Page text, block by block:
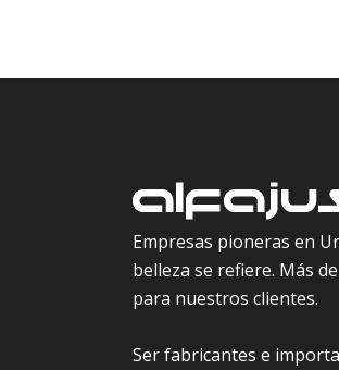
Empresas pioneras en
belleza se refiere. Más
para nuestros clientes.
Ser fabricantes e